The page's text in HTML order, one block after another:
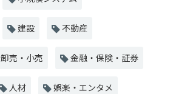
建設 不動産
卸売・小売 金融・保険・証券
人材 娯楽・エンタメ